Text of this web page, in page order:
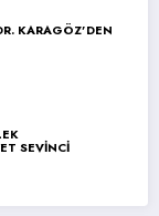
KARAGÖZ’DEN
SEVİNCİ